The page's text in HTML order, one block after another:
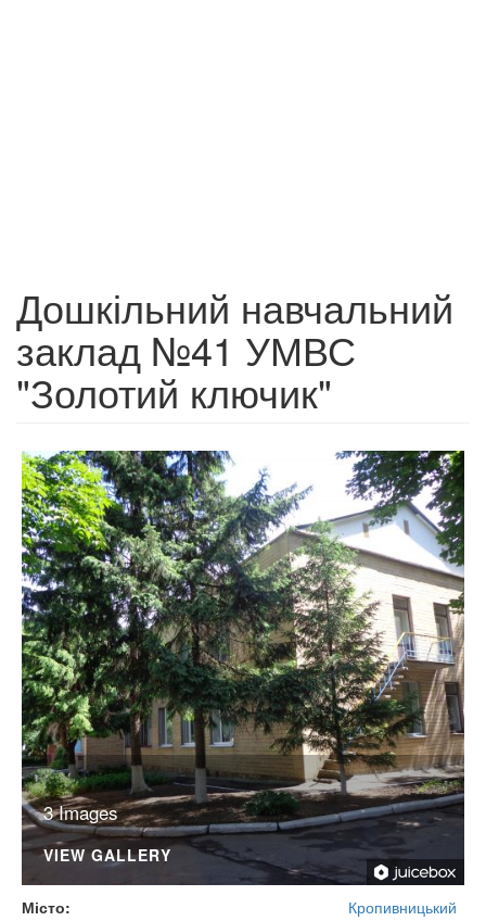
Дошкільний навчальний
заклад №41 УМВС
"Золотий ключик"
3 Images
VIEW GALLERY
Місто
Кропивницький